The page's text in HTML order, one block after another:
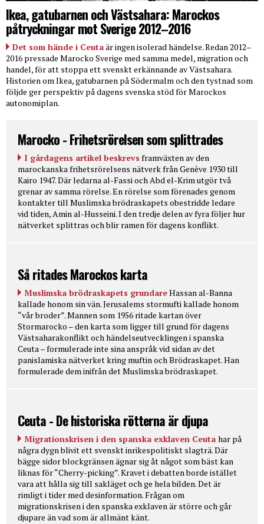
Ikea, gatubarnen och Västsahara: Marockos
påtryckningar mot Sverige 2012–2016
Det som hände i Ceutaär ingen isolerad händelse. Redan 2012–
2016 pressade Marocko Sverige med samma medel, migration och
handel, för att stoppa ett svenskt erkännande av Västsahara.
Historien om Ikea, gatubarnen på Södermalm och den tystnad som
följde ger perspektiv på dagens svenska stöd för Marockos
autonomiplan.
Marocko - Frihetsrörelsen som splittrades
I gårdagens artikel beskrevs framväxten av den
marockanska frihetsrörelsens nätverk från Genève 1930 till
Kairo 1947. Där ledarna al-Fassi och Abd el-Krim utgör två
grenar av samma rörelse. En rörelse som förenades genom
kontakter till Muslimska brödraskapets obestridde ledare
vid tiden, Amin al-Husseini. I den tredje delen av fyra följer hur
nätverket splittras och blir ramen för dagens konflikt.
Så ritades Marockos karta
Muslimska brödraskapets grundareHassan al-Banna
kallade honom sin vän. Jerusalems stormufti kallade honom
“vår broder”. Mannen som 1956 ritade kartan över
Stormarocko – den karta som ligger till grund för dagens
Västsaharakonflikt och händelseutvecklingen i spanska
Ceuta – formulerade inte sina anspråk vid sidan av det
panislamiska nätverket kring muftin och Brödraskapet. Han
formulerade dem inifrån det Muslimska brödraskapet.
Ceuta - De historiska rötterna är djupa
Migrationskrisen i den spanska exklaven Ceuta har på
några dygn blivit ett svenskt inrikespolitiskt slagträ. Där
bägge sidor blockgränsen ägnar sig åt något som bäst kan
liknas för “Cherry-picking”. Kravet i debatten borde istället
vara att hålla sig till sakläget och ge hela bilden. Det är
rimligt i tider med desinformation. Frågan om
migrationskrisen i den spanska exklaven är större och går
djupare än vad som är allmänt känt.